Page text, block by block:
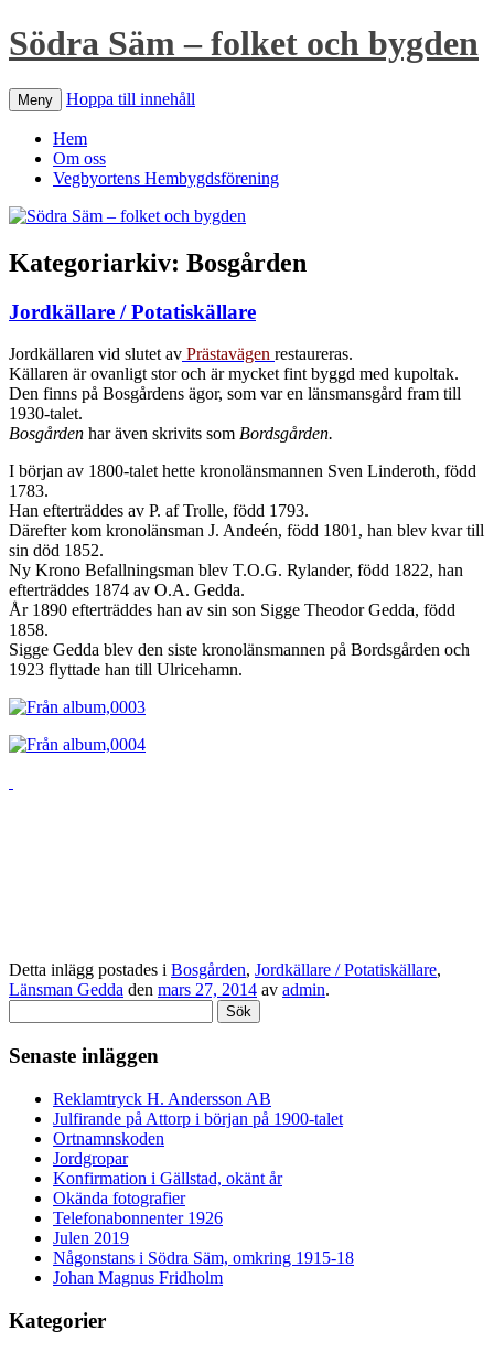
Södra Säm – folket och bygden
Meny Hoppa till innehåll
Hem
Om oss
Vegbyortens Hembygdsförening
Kategoriarkiv: Bosgården
Jordkällare / Potatiskällare
Jordkällaren vid slutet av Prästavägen restaureras.
Källaren är ovanligt stor och är mycket fint byggd med kupoltak.
Den finns på Bosgårdens ägor, som var en länsmansgård fram till
1930-talet.
Bosgården har även skrivits som Bordsgården.
I början av 1800-talet hette kronolänsmannen Sven Linderoth, född
1783.
Han efterträddes av P. af Trolle, född 1793.
Därefter kom kronolänsman J. Andeén, född 1801, han blev kvar till
sin död 1852.
Ny Krono Befallningsman blev T.O.G. Rylander, född 1822, han
efterträddes 1874 av O.A. Gedda.
År 1890 efterträddes han av sin son Sigge Theodor Gedda, född
1858.
Sigge Gedda blev den siste kronolänsmannen på Bordsgården och
1923 flyttade han till Ulricehamn.
Detta inlägg postades i Bosgården, Jordkällare / Potatiskällare,
Länsman Gedda den mars 27, 2014 av admin.
efter:
Senaste inläggen
Reklamtryck H. Andersson AB
Julfirande på Attorp i början på 1900-talet
Ortnamnskoden
Jordgropar
Konfirmation i Gällstad, okänt år
Okända fotografier
Telefonabonnenter 1926
Julen 2019
Någonstans i Södra Säm, omkring 1915-18
Johan Magnus Fridholm
Kategorier